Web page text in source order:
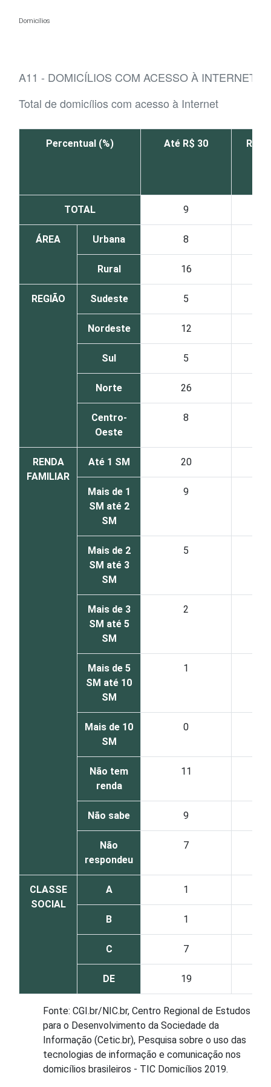
Domicílios
A11 - DOMICÍLIOS COM ACESSO À INTERNET,
Total de domicílios com acesso à Internet
Percentual (%) Até R$ 30 R$
TOTAL 9
ÁREA Urbana 8
Rural 16
REGIÃO Sudeste 5
Nordeste 12
Sul 5
Norte 26
Centro-
Oeste
8
RENDA
FAMILIAR
Até 1 SM 20
Mais de 1
SM até 2
SM
9
Mais de 2
SM até 3
SM
5
Mais de 3
SM até 5
SM
2
Mais de 5
SM até 10
SM
1
Mais de 10
SM
0
Não tem
renda
11
Não sabe 9
Não
respondeu
7
CLASSE
SOCIAL
A 1
B 1
C 7
DE 19
Fonte: CGI.br/NIC.br, Centro Regional de Estudos
para o Desenvolvimento da Sociedade da
Informação (Cetic.br), Pesquisa sobre o uso das
tecnologias de informação e comunicação nos
domicílios brasileiros - TIC Domicílios 2019.